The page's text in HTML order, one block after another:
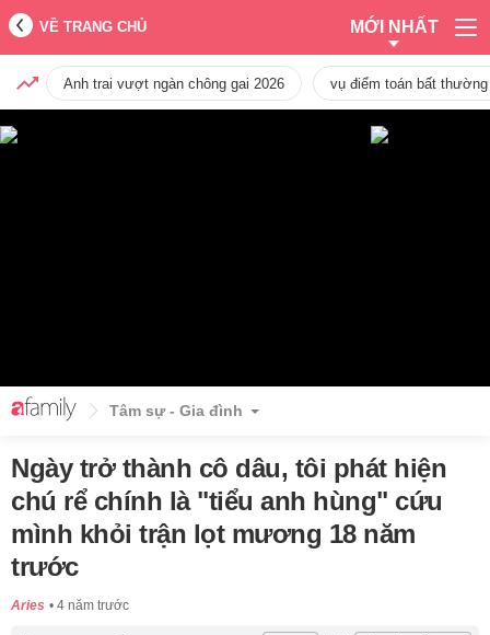
VỀ TRANG CHỦ MỚI NHẤT
Anh trai vượt ngàn chông gai 2026 vụ điểm toán bất
Tâm sự - Gia đình
Ngày trở thành cô dâu, tôi phát hiện
chú rể chính là "tiểu anh hùng" cứu
mình khỏi trận lọt mương 18 năm
trước
Aries 4 năm trước